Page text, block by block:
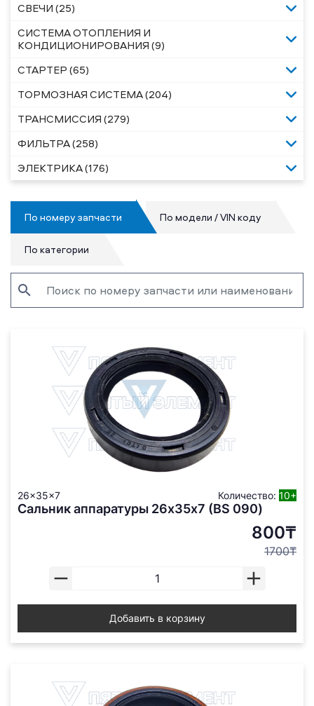
СВЕЧИ (25)
СИСТЕМА ОТОПЛЕНИЯ И
КОНДИЦИОНИРОВАНИЯ (9)
СТАРТЕР (65)
ТОРМОЗНАЯ СИСТЕМА (204)
ТРАНСМИССИЯ (279)
ФИЛЬТРА (258)
ЭЛЕКТРИКА (176)
По номеру запчасти По модели / VIN коду
По категории
26x35x7 Количество: 10+
Сальник аппаратуры 26х35х7 (BS 090)
800₸
1700₸
Добавить в корзину